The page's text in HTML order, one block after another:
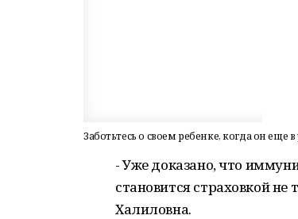
Заботьтесь о своем ребенке, когда он еще в
- Уже доказано, что
становится страховкой
Халиловна.